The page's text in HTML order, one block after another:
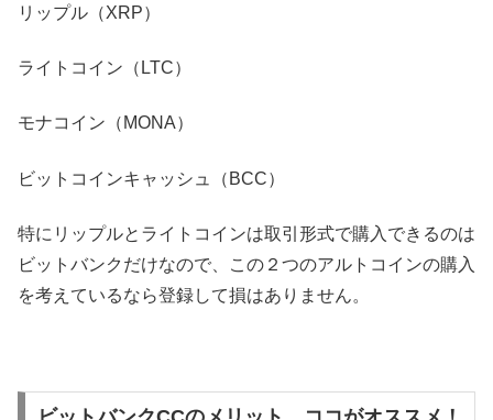
リップル（XRP）
ライトコイン（LTC）
モナコイン（MONA）
ビットコインキャッシュ（BCC）
特にリップルとライトコインは取引形式で購入できるのは
ビットバンクだけなので、この２つのアルトコインの購入
を考えているなら登録して損はありません。